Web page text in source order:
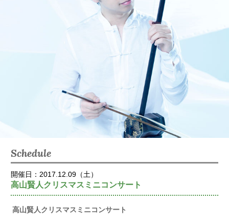
Schedule
開催日：2017.12.09（土）
高山賢人クリスマスミニコンサート
高山賢人クリスマスミニコンサート